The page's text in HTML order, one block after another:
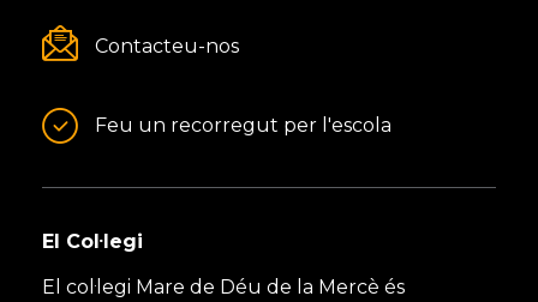
Contacteu-nos
Feu un recorregut per l'escola
El Col·legi
El col·legi Mare de Déu de la Mercè és